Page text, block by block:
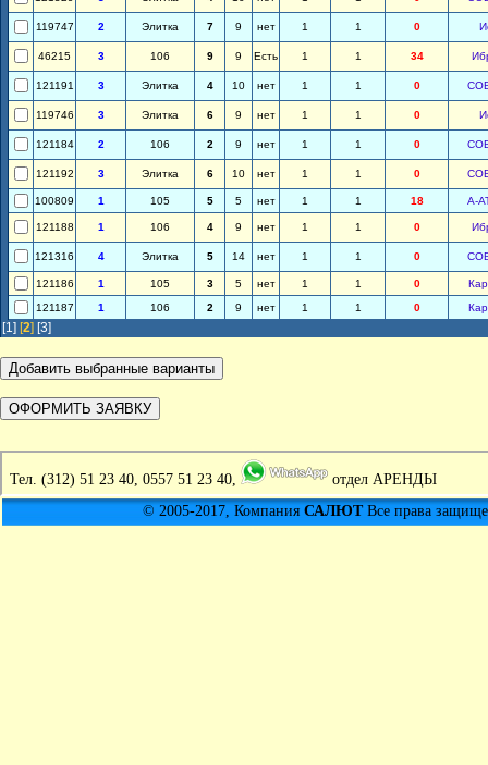
119747 2 Элитка 7 9 нет 1 1 0
46215 3 106 9 9 Есть 1 1 34
121191 3 Элитка 4 10 нет 1 1 0
119746 3 Элитка 6 9 нет 1 1 0
121184 2 106 2 9 нет 1 1 0
121192 3 Элитка 6 10 нет 1 1 0
100809 1 105 5 5 нет 1 1 18 А-
121188 1 106 4 9 нет 1 1 0
121316 4 Элитка 5 14 нет 1 1 0
121186 1 105 3 5 нет 1 1 0
121187
1 106 2 9 нет 1 1 0
[1] [2] [3]
Тел. (312) 51 23 40, 0557 51 23 40,
отдел АРЕНДЫ
© 2005-2017, Компания САЛЮТВсе права